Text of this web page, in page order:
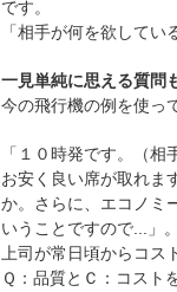
です。
「相手が何を欲して
一見単純に思える質問
今の飛行機の例を使っ
「１０時発です。（
お安く良い席が取れま
か。さらに、エコノミ
いうことですので...」。
上司が常日頃からコス
Ｑ：品質とＣ：コスト